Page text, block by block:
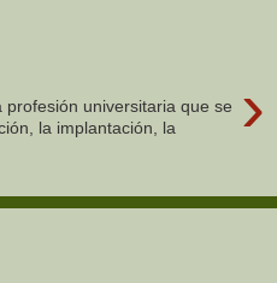
›
universitaria que se
la implantación, la